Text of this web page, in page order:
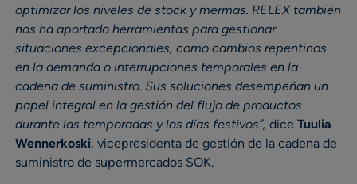
optimizar los niveles de stock y mermas. RELEX también
nos ha aportado herramientas para gestionar
situaciones excepcionales, como cambios repentinos
en la demanda o interrupciones temporales en la
cadena de suministro. Sus soluciones desempeñan un
papel integral en la gestión del flujo de productos
durante las temporadas y los días festivos”, dice Tuulia
Wennerkoski, vicepresidenta de gestión de la cadena de
suministro de supermercados SOK.